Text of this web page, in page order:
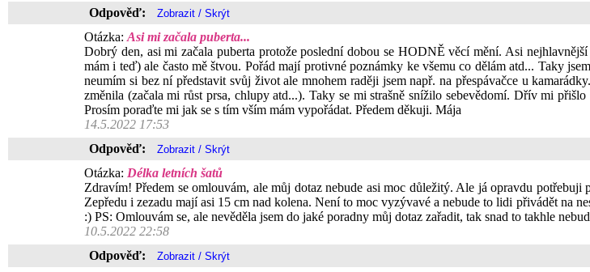
Odpověď:
Otázka: Asi mi začala puberta...
Dobrý den, asi mi začala puberta protože poslední dobou se HODNĚ věcí mění. Asi
mám i teď) ale často mě štvou. Pořád mají protivné poznámky ke všemu co dělám atd... Taky
neumím si bez ní představit svůj život ale mnohem raději jsem např. na přespávačce u
změnila (začala mi růst prsa, chlupy atd...). Taky se mi strašně snížilo sebevědomí. Dřív mi
Prosím poraďte mi jak se s tím vším mám vypořádat. Předem děkuji. Mája
14.5.2022 17:53
Odpověď:
Otázka: Délka letních šatů
Zdravím! Předem se omlouvám, ale můj dotaz nebude asi moc důležitý. Ale já opravdu
Zepředu i zezadu mají asi 15 cm nad kolena. Není to moc vyzývavé a nebude to lidi přivádět na
:) PS: Omlouvám se, ale nevěděla jsem do jaké poradny můj dotaz zařadit, tak snad to takhle
10.5.2022 22:58
Odpověď: